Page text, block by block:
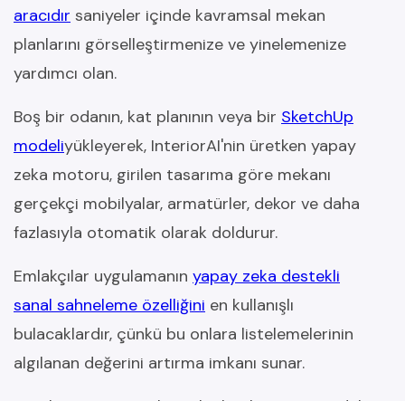
aracıdır saniyeler içinde kavramsal mekan
planlarını görselleştirmenize ve yinelemenize
yardımcı olan.
Boş bir odanın, kat planının veya bir SketchUp
modeliyükleyerek, InteriorAI'nin üretken yapay
zeka motoru, girilen tasarıma göre mekanı
gerçekçi mobilyalar, armatürler, dekor ve daha
fazlasıyla otomatik olarak doldurur.
Emlakçılar uygulamanın yapay zeka destekli
sanal sahneleme özelliğini en kullanışlı
bulacaklardır, çünkü bu onlara listelemelerinin
algılanan değerini artırma imkanı sunar.